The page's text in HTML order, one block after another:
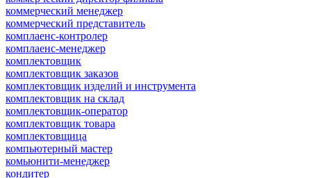
коммерческий менеджер
коммерческий представитель
комплаенс-контролер
комплаенс-менеджер
комплектовщик
комплектовщик заказов
комплектовщик изделий и инструмента
комплектовщик на склад
комплектовщик-оператор
комплектовщик товара
комплектовщица
компьютерный мастер
комьюнити-менеджер
кондитер